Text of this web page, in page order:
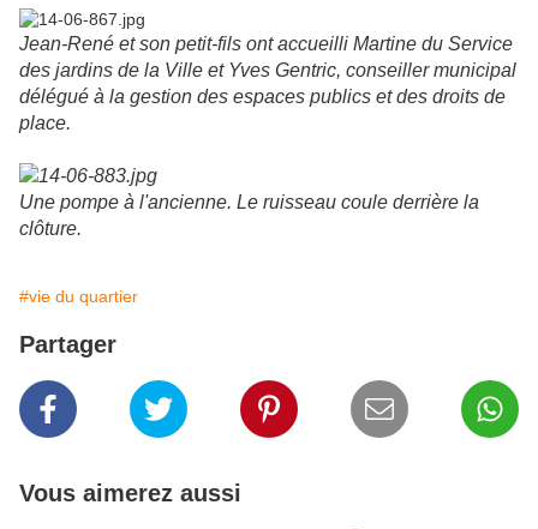
Jean-René et son petit-fils ont accueilli Martine du Service
des jardins de la Ville et Yves Gentric, conseiller municipal
délégué à la gestion des espaces publics et des droits de
place.
Une pompe à l'ancienne. Le ruisseau coule derrière la
clôture.
#vie du quartier
Partager
Vous aimerez aussi